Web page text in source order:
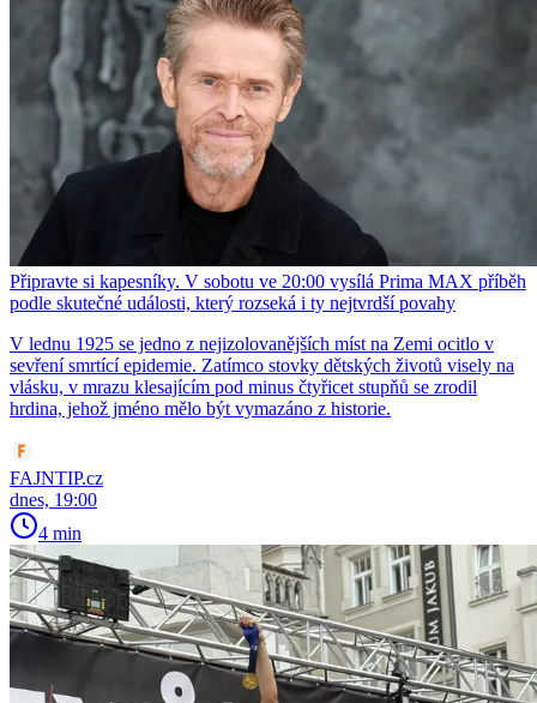
Připravte si kapesníky. V sobotu ve 20:00 vysílá Prima MAX příběh
podle skutečné události, který rozseká i ty nejtvrdší povahy
V lednu 1925 se jedno z nejizolovanějších míst na Zemi ocitlo v
sevření smrtící epidemie. Zatímco stovky dětských životů visely na
vlásku, v mrazu klesajícím pod minus čtyřicet stupňů se zrodil
hrdina, jehož jméno mělo být vymazáno z historie.
FAJNTIP.cz
dnes, 19:00
4 min